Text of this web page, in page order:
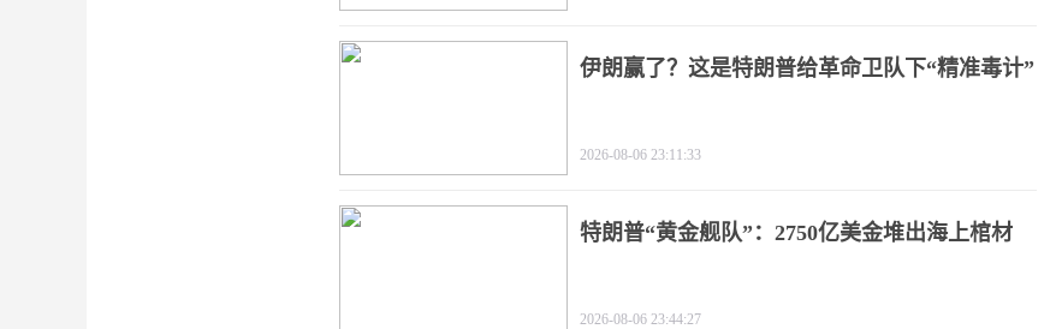
伊朗赢了？这是特朗普给革命卫队下“精准毒计”
2026-08-06 23:11:33
特朗普“黄金舰队”：2750亿美金堆出海上棺材
2026-08-06 23:44:27